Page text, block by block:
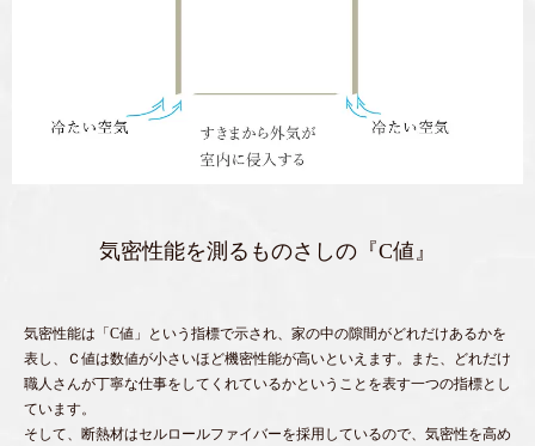
気密性能を測るものさしの『C値』
気密性能は「C値」という指標で示され、家の中の隙間がどれだけあるかを
表し、Ｃ値は数値が小さいほど機密性能が高いといえます。また、どれだけ
職人さんが丁寧な仕事をしてくれているかということを表す一つの指標とし
ています。
そして、断熱材はセルロールファイバーを採用しているので、気密性を高め